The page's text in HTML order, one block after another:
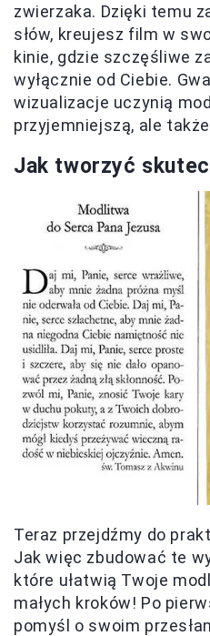
zwierzaka. Dzięki temu
słów, kreujesz film w
kinie, gdzie szczęśliwe
wyłącznie od Ciebie.
wizualizacje uczynią
przyjemniejszą, ale
Jak tworzyć
Teraz przejdźmy do
Jak więc zbudować te
które ułatwią Twoje
małych kroków! Po
pomyśl o swoim